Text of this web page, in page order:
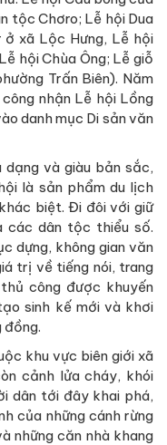
tộc Chơro; Lễ hội Dua
ở xã Lộc Hưng, Lễ hội
hội Chùa Ông; Lễ giỗ
Trấn Biên). Năm
nhận Lễ hội Lồng
danh mục Di sản văn
và giàu bản sắc,
là sản phẩm du lịch
biệt. Đi đôi với giữ
các dân tộc thiểu số.
dựng, không gian văn
trị về tiếng nói, trang
công được khuyến
sinh kế mới và khơi
đồng.
khu vực biên giới xã
cảnh lửa cháy, khói
dân tới đây khai phá,
của những cánh rừng
những căn nhà khang